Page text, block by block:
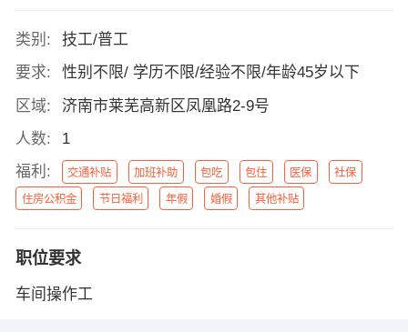
类别:
技工/普工
要求:
性别不限/ 学历不限/经验不限/年龄45岁以下
区域:
济南市莱芜高新区凤凰路2-9号
人数:
1
福利:
交通补贴 加班补助 包吃 包住 医保 社保
住房公积金 节日福利 年假 婚假 其他补贴
职位要求
车间操作工